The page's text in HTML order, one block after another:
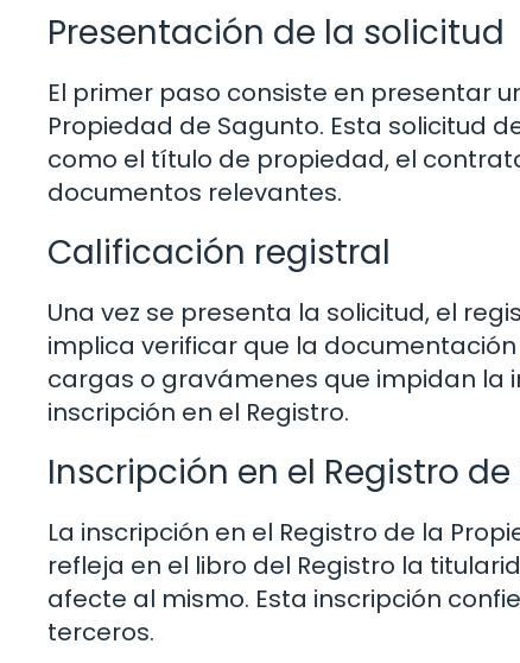
Presentación de la solicitud
El primer paso consiste en presentar
Propiedad de Sagunto. Esta solicitud
como el título de propiedad, el
documentos relevantes.
Calificación registral
Una vez se presenta la solicitud, el
implica verificar que la
cargas o gravámenes que impidan la
inscripción en el Registro.
Inscripción en el Registro
La inscripción en el Registro de la
refleja en el libro del Registro la
afecte al mismo. Esta inscripción
terceros.